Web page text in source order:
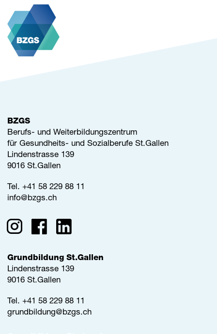
BZGS
Berufs- und Weiterbildungszentrum
für Gesundheits- und Sozialberufe St.Gallen
Lindenstrasse 139
9016 St.Gallen
Tel. +41 58 229 88 11
info@bzgs.ch
Grundbildung St.Gallen
Lindenstrasse 139
9016 St.Gallen
Tel. +41 58 229 88 11
grundbildung@bzgs.ch